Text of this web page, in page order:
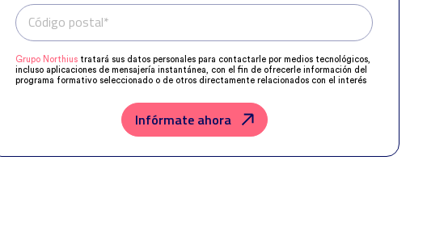
Teléfono*
Código postal*
Grupo Northius tratará sus datos personales para contactarle por medios tecnológicos,
incluso aplicaciones de mensajería instantánea, con el fin de ofrecerle información del
programa formativo seleccionado o de otros directamente relacionados con el interés
Compartiremos su solicitud con las empresas que conforman el
objeto de que estas puedan hacerle llegar la mejor oferta de productos y servicios de
acuerdo a su petición. Quedan reconocidos los derechos de acceso, rectificación,
supresión, oposición, limitación, tal y como se explica en la
Política de Privacidad
Infórmate ahora